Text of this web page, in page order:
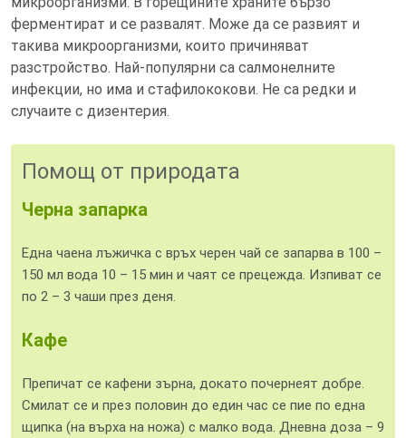
ферментират и се развалят. Може да се развият и
такива микроорганизми, които причиняват
разстройство. Най-популярни са салмонелните
инфекции, но има и стафилококови. Не са редки и
случаите с дизентерия.
Помощ от природата
Черна запарка
Една чаена лъжичка с връх черен чай се запарва в 100 –
150 мл вода 10 – 15 мин и чаят се прецежда. Изпиват се
по 2 – 3 чаши през деня.
Кафе
Препичат се кафени зърна, докато почернеят добре.
Смилат се и през половин до един час се пие по една
щипка (на върха на ножа) с малко вода. Дневна доза – 9